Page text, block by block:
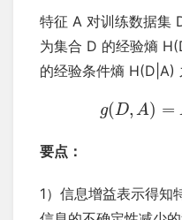
特征 A 对训练数据集
为集合 D 的经验熵
的经验条件熵 H(D|A)
g(D, A) =
要点：
1）信息增益表示得知